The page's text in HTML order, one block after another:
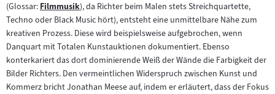
(Glossar:Zum
Inhalt:
Filmmusik), da Richter beim Malen stets Streichquartette,
Techno oder Black Music hört), entsteht eine unmittelbare Nähe zum
kreativen Prozess. Diese wird beispielsweise aufgebrochen, wenn
Danquart mit Totalen Kunstauktionen dokumentiert. Ebenso
konterkariert das dort dominierende Weiß der Wände die Farbigkeit der
Bilder Richters. Den vermeintlichen Widerspruch zwischen Kunst und
Kommerz bricht Jonathan Meese auf, indem er erläutert, dass der Fokus